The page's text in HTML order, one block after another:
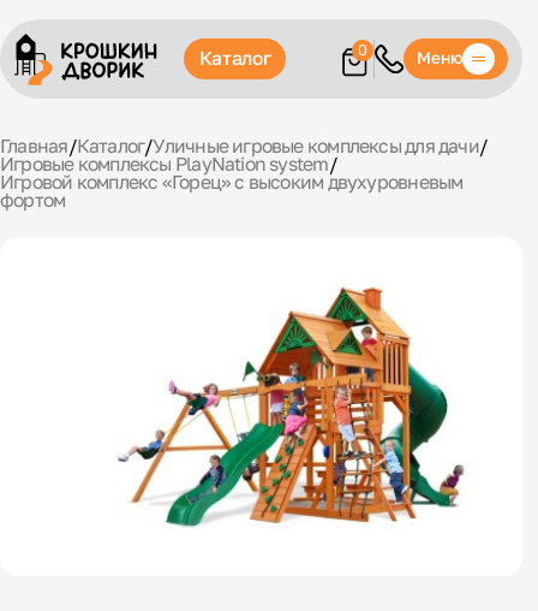
Каталог 0 Меню
Главная/Каталог/Уличные игровые комплексы для дачи/
Игровые комплексы PlayNation system/
Игровой комплекс «Горец» с высоким двухуровневым
фортом